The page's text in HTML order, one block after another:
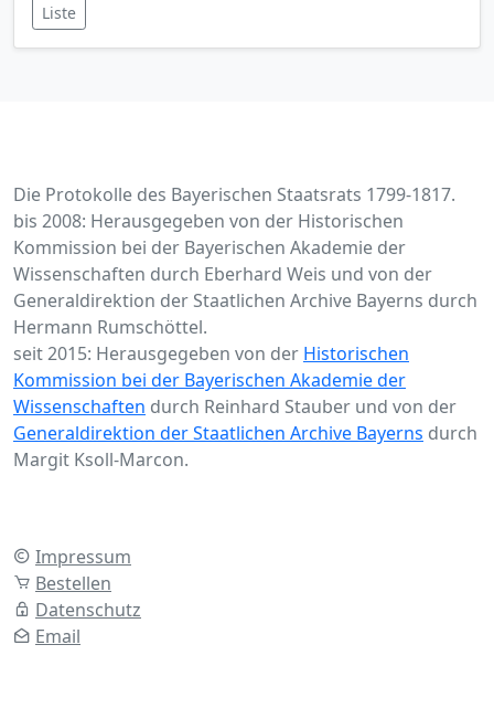
Liste
Die Protokolle des Bayerischen Staatsrats 1799-1817.
bis 2008: Herausgegeben von der Historischen
Kommission bei der Bayerischen Akademie der
Wissenschaften durch Eberhard Weis und von der
Generaldirektion der Staatlichen Archive Bayerns durch
Hermann Rumschöttel.
seit 2015: Herausgegeben von der Historischen
Kommission bei der Bayerischen Akademie der
Wissenschaften durch Reinhard Stauber und von der
Generaldirektion der Staatlichen Archive Bayerns durch
Margit Ksoll-Marcon.
Impressum
Bestellen
Datenschutz
Email